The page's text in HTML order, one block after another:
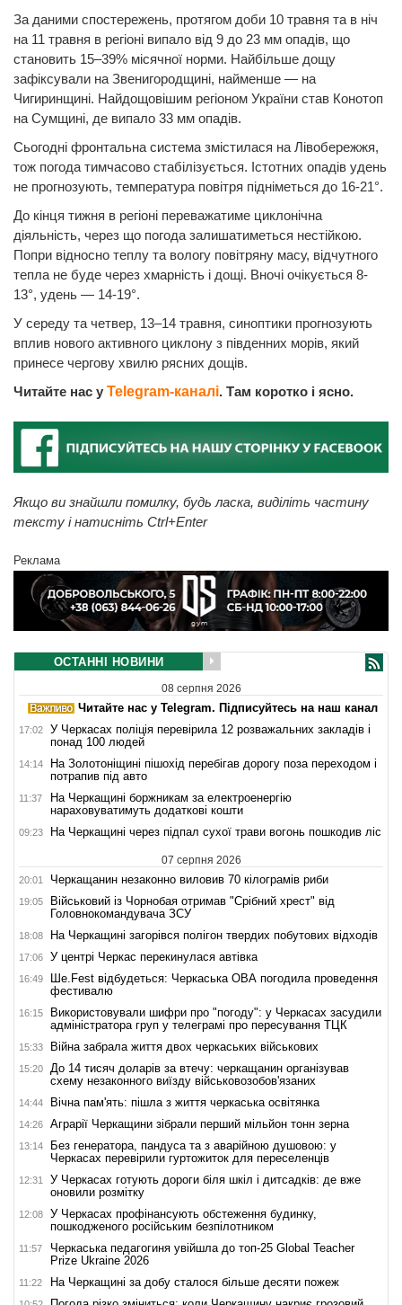
За даними спостережень, протягом доби 10 травня та в ніч
на 11 травня в регіоні випало від 9 до 23 мм опадів, що
становить 15–39% місячної норми. Найбільше дощу
зафіксували на Звенигородщині, найменше — на
Чигиринщині. Найдощовішим регіоном України став Конотоп
на Сумщині, де випало 33 мм опадів.
Сьогодні фронтальна система змістилася на Лівобережжя,
тож погода тимчасово стабілізується. Істотних опадів удень
не прогнозують, температура повітря підніметься до 16-21°.
До кінця тижня в регіоні переважатиме циклонічна
діяльність, через що погода залишатиметься нестійкою.
Попри відносно теплу та вологу повітряну масу, відчутного
тепла не буде через хмарність і дощі. Вночі очікується 8-
13°, удень — 14-19°.
У середу та четвер, 13–14 травня, синоптики прогнозують
вплив нового активного циклону з південних морів, який
принесе чергову хвилю рясних дощів.
Читайте нас у Telegram-каналі. Там коротко і ясно.
Якщо ви знайшли помилку, будь ласка, виділіть частину
тексту і натисніть Ctrl+Enter
Реклама
ОСТАННІ НОВИНИ
08 серпня 2026
Читайте нас у Telegram. Підписуйтесь на наш канал
17:02
У Черкасах поліція перевірила 12 розважальних закладів і
понад 100 людей
14:14
На Золотоніщині пішохід перебігав дорогу поза переходом і
потрапив під авто
11:37
На Черкащині боржникам за електроенергію
нараховуватимуть додаткові кошти
09:23 На Черкащині через підпал сухої трави вогонь пошкодив ліс
07 серпня 2026
20:01 Черкащанин незаконно виловив 70 кілограмів риби
19:05
Військовий із Чорнобая отримав "Срібний хрест" від
Головнокомандувача ЗСУ
18:08 На Черкащині загорівся полігон твердих побутових відходів
17:06 У центрі Черкас перекинулася автівка
16:49
Ше.Fest відбудеться: Черкаська ОВА погодила проведення
фестивалю
16:15
Використовували шифри про "погоду": у Черкасах засудили
адміністратора груп у телеграмі про пересування ТЦК
15:33 Війна забрала життя двох черкаських військових
15:20
До 14 тисяч доларів за втечу: черкащанин організував
схему незаконного виїзду військовозобов'язаних
14:44 Вічна пам'ять: пішла з життя черкаська освітянка
14:26 Аграрії Черкащини зібрали перший мільйон тонн зерна
13:14
Без генератора, пандуса та з аварійною душовою: у
Черкасах перевірили гуртожиток для переселенців
12:31
У Черкасах готують дороги біля шкіл і дитсадків: де вже
оновили розмітку
12:08
У Черкасах профінансують обстеження будинку,
пошкодженого російським безпілотником
11:57
Черкаська педагогиня увійшла до топ-25 Global Teacher
Prize Ukraine 2026
11:22 На Черкащині за добу сталося більше десяти пожеж